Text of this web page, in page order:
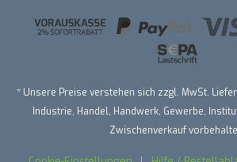
* Unsere Preise verstehen sich zzgl. MwSt.
Industrie, Handel, Handwerk, Gewerbe,
Zwischenverkauf